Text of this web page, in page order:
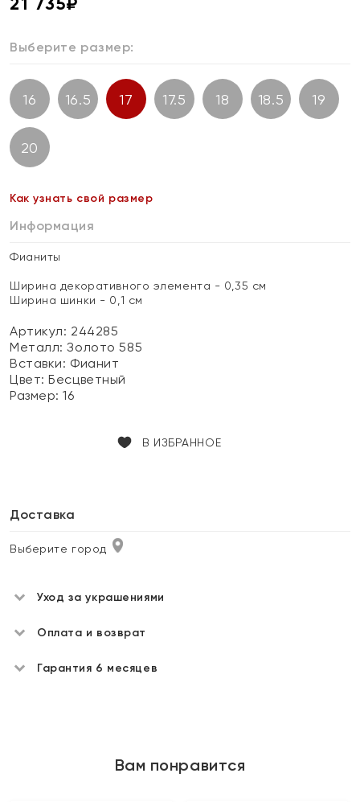
Выберите размер:
16 16.5 17 17.5 18 18.5 19
20
Как узнать свой размер
Информация
Фианиты
Ширина декоративного элемента - 0,35 см
Ширина шинки - 0,1 см
Артикул: 244285
Металл:Золото 585
Вставки: Фианит
Цвет:Бесцветный
Размер:16
В ИЗБРАННОЕ
Доставка
Выберите город
Уход за украшениями
Оплата и возврат
Гарантия 6 месяцев
Вам понравится